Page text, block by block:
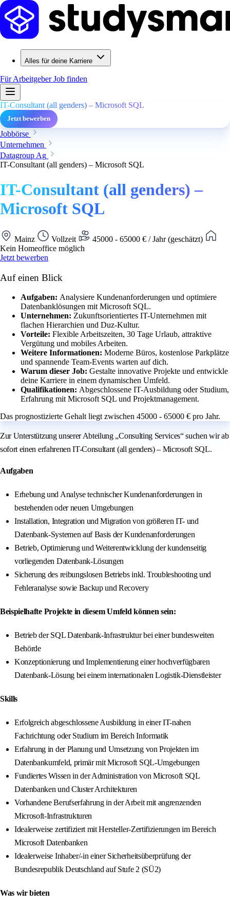
Alles für deine Karriere
Für ArbeitgeberJob finden
IT-Consultant (all genders) – Microsoft SQL
Jetzt bewerben
Jobbörse
Unternehmen
Datagroup Ag
IT-Consultant (all genders) – Microsoft SQL
IT-Consultant (all genders) –
Microsoft SQL
Mainz Vollzeit
45000 - 65000 € / Jahr (geschätzt)
Kein Homeoffice möglich
Jetzt bewerben
Auf einen Blick
Aufgaben: Analysiere Kundenanforderungen und optimiere
Datenbanklösungen mit Microsoft SQL.
Unternehmen: Zukunftsorientiertes IT-Unternehmen mit
flachen Hierarchien und Duz-Kultur.
Vorteile: Flexible Arbeitszeiten, 30 Tage Urlaub, attraktive
Vergütung und mobiles Arbeiten.
Weitere Informationen: Moderne Büros, kostenlose Parkplätze
und spannende Team-Events warten auf dich.
Warum dieser Job: Gestalte innovative Projekte und entwickle
deine Karriere in einem dynamischen Umfeld.
Qualifikationen: Abgeschlossene IT-Ausbildung oder Studium,
Erfahrung mit Microsoft SQL und Projektmanagement.
Das prognostizierte Gehalt liegt zwischen 45000 - 65000 € pro Jahr.
Zur Unterstützung unserer Abteilung „Consulting Services“ suchen wir ab
sofort einen erfahrenen IT-Consultant (all genders) – Microsoft SQL.
Aufgaben
Erhebung und Analyse technischer Kundenanforderungen in
bestehenden oder neuen Umgebungen
Installation, Integration und Migration von größeren IT- und
Datenbank-Systemen auf Basis der Kundenanforderungen
Betrieb, Optimierung und Weiterentwicklung der kundenseitig
vorliegenden Datenbank-Lösungen
Sicherung des reibungslosen Betriebs inkl. Troubleshooting und
Fehleranalyse sowie Backup und Recovery
Beispielhafte Projekte in diesem Umfeld können sein:
Betrieb der SQL Datenbank-Infrastruktur bei einer bundesweiten
Behörde
Konzeptionierung und Implementierung einer hochverfügbaren
Datenbank-Lösung bei einem internationalen Logistik-Dienstleister
Skills
Erfolgreich abgeschlossene Ausbildung in einer IT-nahen
Fachrichtung oder Studium im Bereich Informatik
Erfahrung in der Planung und Umsetzung von Projekten im
Datenbankumfeld, primär mit Microsoft SQL-Umgebungen
Fundiertes Wissen in der Administration von Microsoft SQL
Datenbanken und Cluster Architekturen
Vorhandene Berufserfahrung in der Arbeit mit angrenzenden
Microsoft-Infrastrukturen
Idealerweise zertifiziert mit Hersteller-Zertifizierungen im Bereich
Microsoft Datenbanken
Idealerweise Inhaber/-in einer Sicherheitsüberprüfung der
Bundesrepublik Deutschland auf Stufe 2 (SÜ2)
Was wir bieten